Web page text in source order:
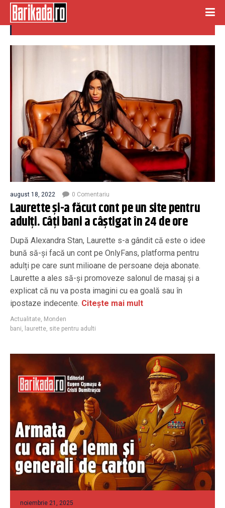
site pentru adulti
august 18, 2022 0 Comentariu
Laurette și-a făcut cont pe un site pentru
adulți. Câți bani a câștigat în 24 de ore
După Alexandra Stan, Laurette s-a gândit că este o idee
bună să-și facă un cont pe OnlyFans, platforma pentru
adulți pe care sunt milioane de persoane deja abonate.
Laurette a ales să-și promoveze salonul de masaj și a
explicat că nu va posta imagini cu ea goală sau în
ipostaze indecente. Citește mai mult
Actualitate, Monden
bani, laurette, site pentru adulti
noiembrie 21, 2025